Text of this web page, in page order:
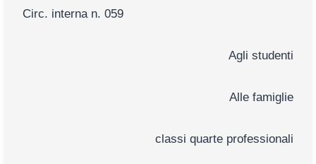
Circ. interna n. 059
Agli studenti
Alle famiglie
classi quarte professionali